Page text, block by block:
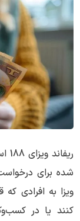
ویزا به افرادی که
کنند یا در